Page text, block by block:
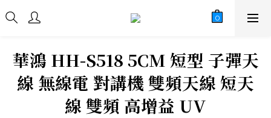
華鴻 HH-S518 5CM 短型 子彈天
線 無線電 對講機 雙頻天線 短天
線 雙頻 高增益 UV